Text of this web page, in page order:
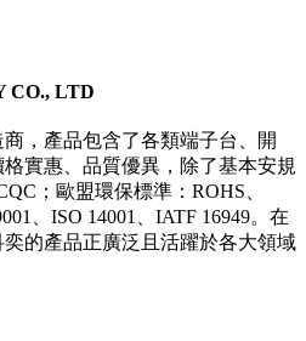
CO., LTD
，產品包含了各類端子台、開
實惠、品質優異，除了基本安規
；歐盟環保標準：ROHS、
、ISO 14001、IATF 16949。在
的產品正廣泛且活躍於各大領域